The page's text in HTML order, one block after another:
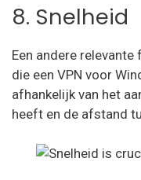
8. Snelheid
Een andere
die een VPN voor
afhankelijk van het
heeft en de afstand